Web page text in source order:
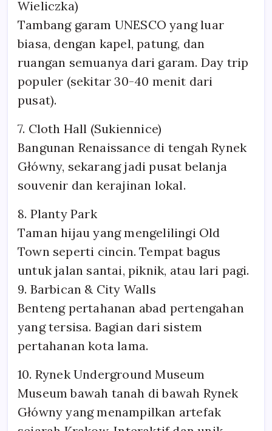
Wieliczka)
Tambang garam UNESCO yang luar
biasa, dengan kapel, patung, dan
ruangan semuanya dari garam. Day trip
populer (sekitar 30-40 menit dari
pusat).
7. Cloth Hall (Sukiennice)
Bangunan Renaissance di tengah Rynek
Główny, sekarang jadi pusat belanja
souvenir dan kerajinan lokal.
8. Planty Park
Taman hijau yang mengelilingi Old
Town seperti cincin. Tempat bagus
untuk jalan santai, piknik, atau lari pagi.
9. Barbican & City Walls
Benteng pertahanan abad pertengahan
yang tersisa. Bagian dari sistem
pertahanan kota lama.
10. Rynek Underground Museum
Museum bawah tanah di bawah Rynek
Główny yang menampilkan artefak